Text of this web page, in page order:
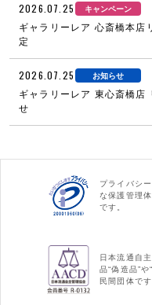
2026.07.25 キャンペーン
ギャラリーレア 心斎橋本店
定
2026.07.25 お知らせ
ギャラリーレア 東心斎橋店
せ
プライバシ
な保護管理
です。
日本流通自
品“偽造品”
民間団体です